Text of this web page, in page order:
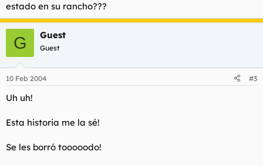
estado en su rancho???
G Guest
Guest
10 Feb 2004 #3
Uh uh!
Esta historia me la sé!
Se les borró tooooodo!